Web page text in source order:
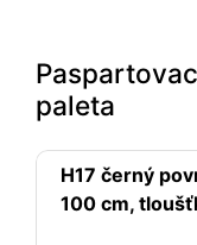
paleta
H17 černý
100 cm,